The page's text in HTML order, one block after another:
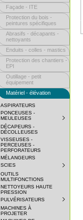
Façade - ITE
Protection du bois -
peintures spécifiques
Abrasifs - décapants -
nettoyants
Enduits - colles - mastics
Protection des chantiers -
EPI
Outillage - petit
équipement
Matériel - élévation
ASPIRATEURS
PONCEUSES -
MEULEUSES
DÉCAPEURS -
DÉCOLLEUSES
VISSEUSES -
PERCEUSES -
PERFORATEURS
MÉLANGEURS
SCIES
OUTILS
MULTIFONCTIONS
NETTOYEURS HAUTE
PRESSION
PULVÉRISATEURS
MACHINES À
PROJETER